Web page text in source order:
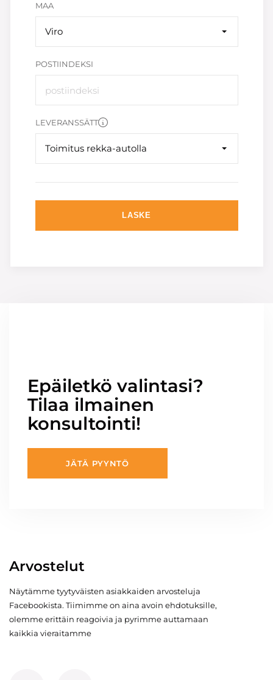
MAA
Viro
POSTIINDEKSI
LEVERANSSÄTT
Toimitus rekka-autolla
LASKE
Epäiletkö valintasi?
Tilaa ilmainen
konsultointi!
JÄTÄ PYYNTÖ
Arvostelut
Näytämme tyytyväisten asiakkaiden arvosteluja
Facebookista. Tiimimme on aina avoin ehdotuksille,
olemme erittäin reagoivia ja pyrimme auttamaan
kaikkia vieraitamme